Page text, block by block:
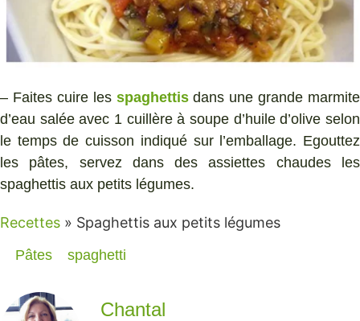
– Faites cuire les spaghettisdans une grande marmite
d’eau salée avec 1 cuillère à soupe d’huile d’olive selon
le temps de cuisson indiqué sur l’emballage. Egouttez
les pâtes, servez dans des assiettes chaudes les
spaghettis aux petits légumes.
Recettes » Spaghettis aux petits légumes
Pâtes spaghetti
Chantal